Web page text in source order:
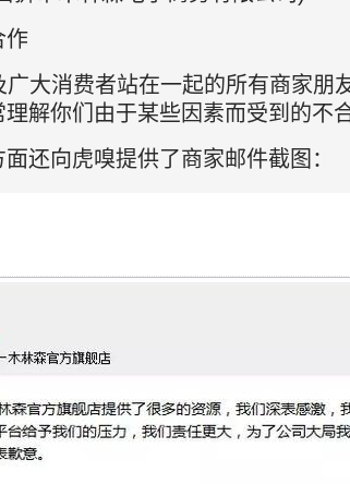
作
大消费者站在一起的所有商家朋
解你们由于某些因素而受到的不
还向虎嗅提供了商家邮件截图：